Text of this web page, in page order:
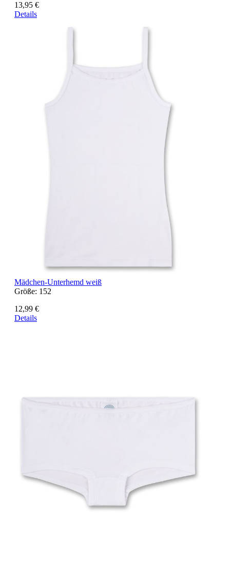
13,95 €
Details
Mädchen-Unterhemd weiß
Größe: 152
12,99 €
Details